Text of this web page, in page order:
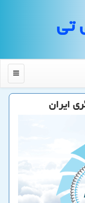
تی
منو
ایران